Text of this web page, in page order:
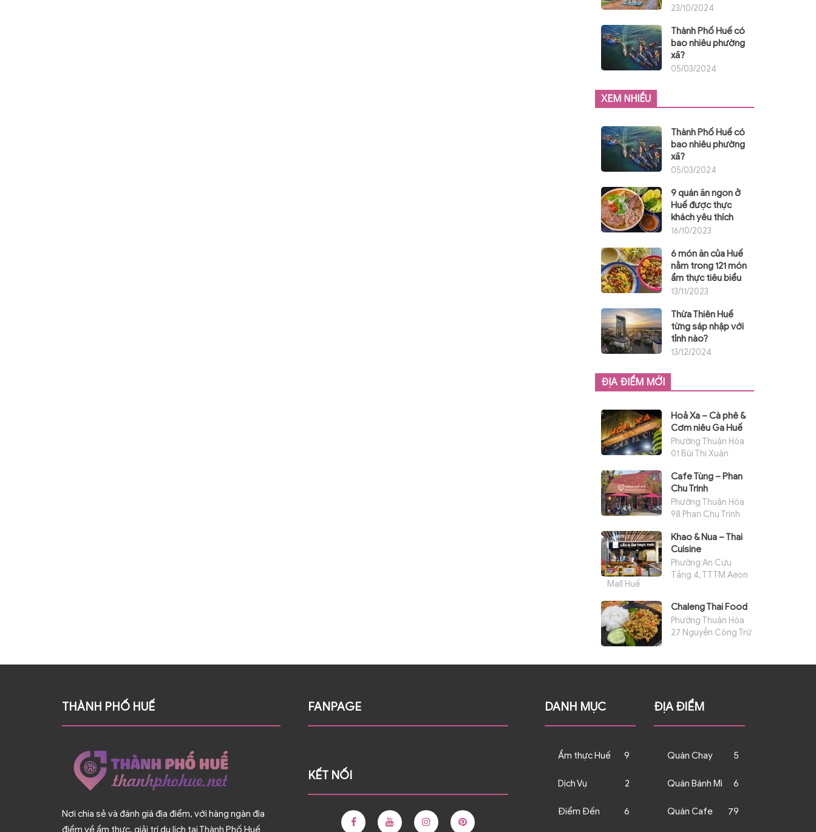
23/10/2024
Thành Phố Huế có
bao nhiêu phường
xã?
05/03/2024
XEM NHIỀU
Thành Phố Huế có
bao nhiêu phường
xã?
05/03/2024
9 quán ăn ngon ở
Huế được thực
khách yêu thích
16/10/2023
6 món ăn của Huế
nằm trong 121 món
ẩm thực tiêu biểu
Việt Nam
13/11/2023
Thừa Thiên Huế
từng sáp nhập với
tỉnh nào?
13/12/2024
ĐỊA ĐIỂM MỚI
Hoả Xa – Cà phê &
Cơm niêu Ga Huế
Phường Thuận Hóa
01 Bùi Thị Xuân
Cafe Tùng – Phan
Chu Trinh
Phường Thuận Hóa
98 Phan Chu Trinh
Khao & Nua – Thai
Cuisine
Phường An Cựu
Tầng 4, TTTM Aeon
Mall Huế
Chaleng Thai Food
Phường Thuận Hóa
27 Nguyễn Công Trứ
THÀNH PHỐ HUẾ
Nơi chia sẻ và đánh giá địa điểm, với hàng ngàn địa
điểm về ẩm thực, giải trí du lịch tại Thành Phố Huế
FANPAGE
KẾT NỐI
DANH MỤC
Ẩm thực Huế 9
Dịch Vụ 2
Điểm Đến 6
ĐỊA ĐIỂM
Quán Chay 5
Quán Bánh Mì 6
Quán Cafe 79